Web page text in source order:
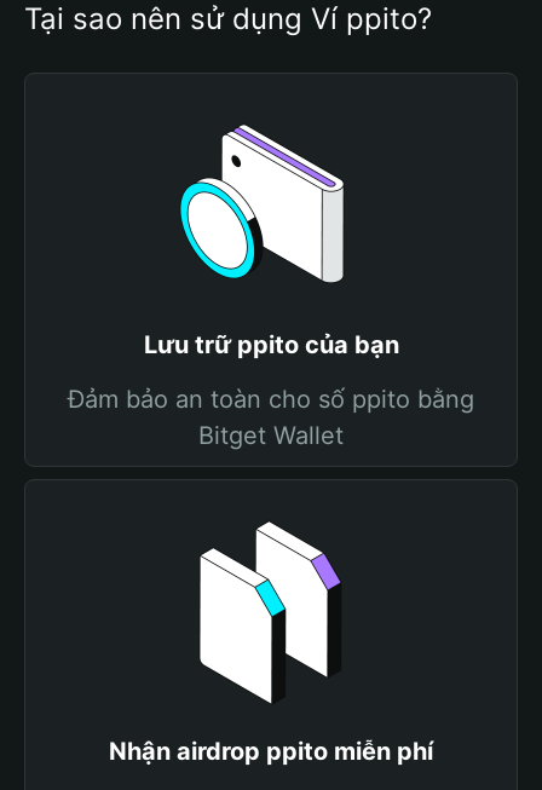
Tại sao nên sử dụng Ví ppito?
Lưu trữ ppito của bạn
Đảm bảo an toàn cho số ppito bằng
Bitget Wallet
Nhận airdrop ppito miễn phí